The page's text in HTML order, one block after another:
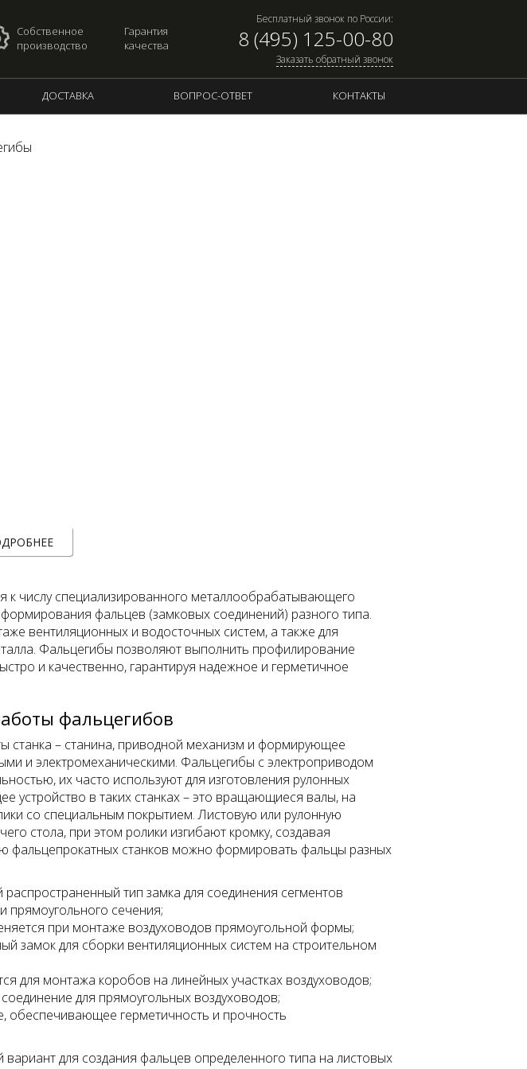
Собственное
производство
Гарантия
качества
Бесплатный звонок по России:
8 (495) 125-00-80
Заказать обратный звонок
ДОСТАВКА ВОПРОС-ОТВЕТ КОНТАКТЫ
к числу специализированного металлообрабатывающего
фальцев (замковых соединений) разного типа.
вентиляционных и водосточных систем, а также для
Фальцегибы позволяют выполнить профилирование
и качественно, гарантируя надежное и герметичное
фальцегибов
станка – станина, приводной механизм и формирующее
и электромеханическими. Фальцегибы с электроприводом
их часто используют для изготовления рулонных
устройство в таких станках – это вращающиеся валы, на
со специальным покрытием. Листовую или рулонную
стола, при этом ролики изгибают кромку, создавая
станков можно формировать фальцы разных
тип замка для соединения сегментов
прямоугольного сечения;
при монтаже воздуховодов прямоугольной формы;
замок для сборки вентиляционных систем на строительном
для монтажа коробов на линейных участках воздуховодов;
для прямоугольных воздуховодов;
обеспечивающее герметичность и прочность
для создания фальцев определенного типа на листовых